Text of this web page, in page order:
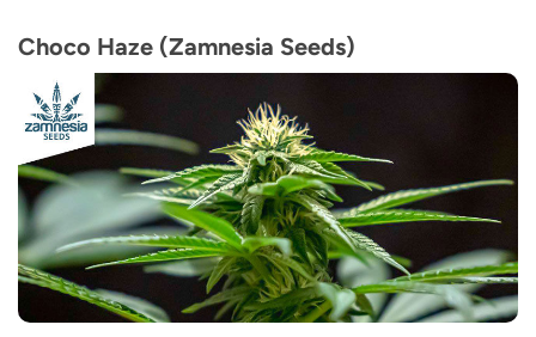
22%
CBD
Tipo de floración
Fotoperiódica
Choco Haze (Zamnesia Seeds)